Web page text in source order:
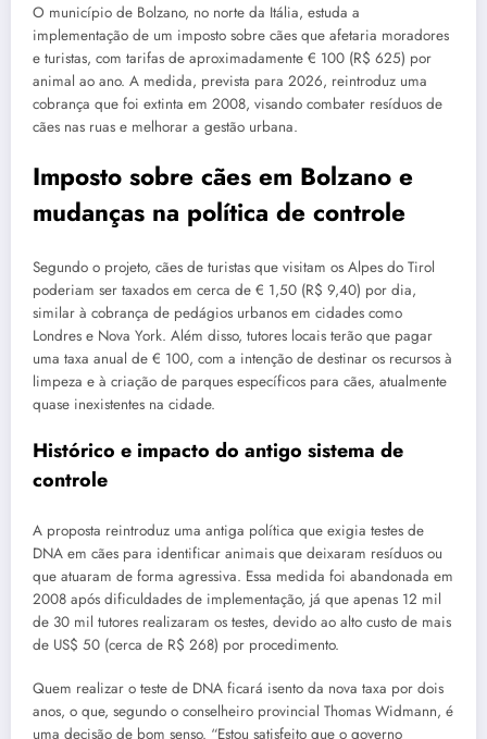
O município de Bolzano, no norte da Itália, estuda a
implementação de um imposto sobre cães que afetaria moradores
e turistas, com tarifas de aproximadamente € 100 (R$ 625) por
animal ao ano. A medida, prevista para 2026, reintroduz uma
cobrança que foi extinta em 2008, visando combater resíduos de
cães nas ruas e melhorar a gestão urbana.
Imposto sobre cães em Bolzano e
mudanças na política de controle
Segundo o projeto, cães de turistas que visitam os Alpes do Tirol
poderiam ser taxados em cerca de € 1,50 (R$ 9,40) por dia,
similar à cobrança de pedágios urbanos em cidades como
Londres e Nova York. Além disso, tutores locais terão que pagar
uma taxa anual de € 100, com a intenção de destinar os recursos à
limpeza e à criação de parques específicos para cães, atualmente
quase inexistentes na cidade.
Histórico e impacto do antigo sistema de
controle
A proposta reintroduz uma antiga política que exigia testes de
DNA em cães para identificar animais que deixaram resíduos ou
que atuaram de forma agressiva. Essa medida foi abandonada em
2008 após dificuldades de implementação, já que apenas 12 mil
de 30 mil tutores realizaram os testes, devido ao alto custo de mais
de US$ 50 (cerca de R$ 268) por procedimento.
Quem realizar o teste de DNA ficará isento da nova taxa por dois
anos, o que, segundo o conselheiro provincial Thomas Widmann, é
uma decisão de bom senso. “Estou satisfeito que o governo